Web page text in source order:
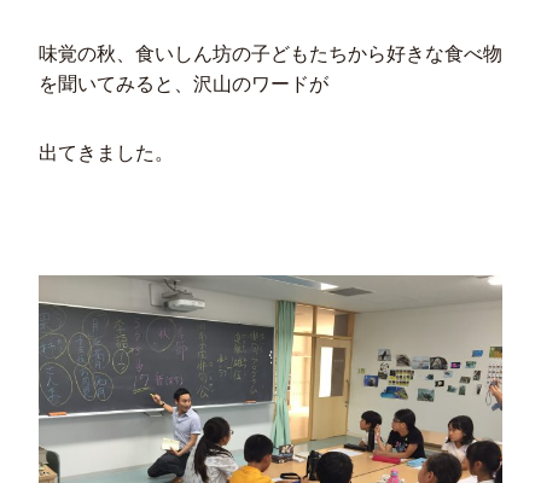
味覚の秋、食いしん坊の子どもたちから好きな食べ物
を聞いてみると、沢山のワードが
出てきました。